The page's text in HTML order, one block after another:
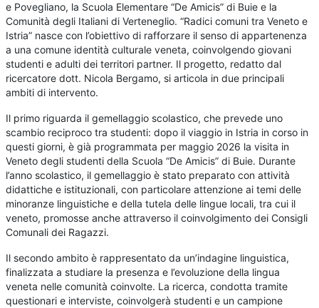
e Povegliano, la Scuola Elementare “De Amicis” di Buie e la
Comunità degli Italiani di Verteneglio. “Radici comuni tra Veneto e
Istria” nasce con l’obiettivo di rafforzare il senso di appartenenza
a una comune identità culturale veneta, coinvolgendo giovani
studenti e adulti dei territori partner. Il progetto, redatto dal
ricercatore dott. Nicola Bergamo, si articola in due principali
ambiti di intervento.
Il primo riguarda il gemellaggio scolastico, che prevede uno
scambio reciproco tra studenti: dopo il viaggio in Istria in corso in
questi giorni, è già programmata per maggio 2026 la visita in
Veneto degli studenti della Scuola “De Amicis” di Buie. Durante
l’anno scolastico, il gemellaggio è stato preparato con attività
didattiche e istituzionali, con particolare attenzione ai temi delle
minoranze linguistiche e della tutela delle lingue locali, tra cui il
veneto, promosse anche attraverso il coinvolgimento dei Consigli
Comunali dei Ragazzi.
Il secondo ambito è rappresentato da un’indagine linguistica,
finalizzata a studiare la presenza e l’evoluzione della lingua
veneta nelle comunità coinvolte. La ricerca, condotta tramite
questionari e interviste, coinvolgerà studenti e un campione